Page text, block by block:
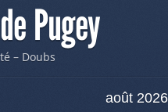
Pugey
– Doubs
août 2026